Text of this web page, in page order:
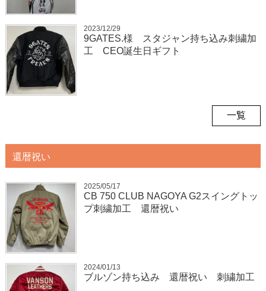
2023/12/29
9GATES.様 スタジャン持ち込み刺繍加
工 CEO誕生日ギフト
一覧
還暦祝い
2025/05/17
CB 750 CLUB NAGOYA G2スイングトッ
プ刺繍加工 還暦祝い
2024/01/13
ブルゾン持ち込み 還暦祝い 刺繍加工